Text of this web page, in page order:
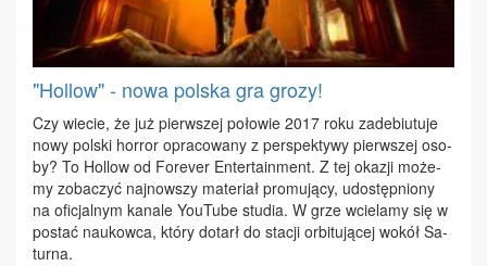
"Hollow" - nowa polska gra grozy!
Czy wie­cie, że już pierw­szej po­ło­wie 2017 ro­ku za­de­biu­tu­je
no­wy pol­ski hor­ror opra­co­wa­ny z per­spek­ty­wy pierw­szej oso­
by? To Hol­low od Fo­re­ver En­ter­ta­in­ment. Z tej oka­zji mo­że­
my zo­ba­czyć naj­now­szy ma­te­riał pro­mu­ją­cy, udo­stęp­nio­ny
na ofi­cjal­nym ka­na­le YouTu­be stu­dia. W grze wcie­la­my się w
po­stać na­ukow­ca, któ­ry do­tarł do sta­cji or­bi­tu­ją­cej wo­kół Sa­
tur­na.